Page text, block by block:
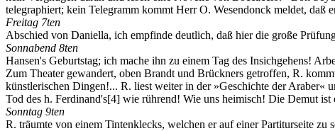
telegraphiert; kein Telegramm kommt Herr O. Wesendonck meldet, daß
Freitag 7ten
Abschied von Daniella, ich empfinde deutlich, daß hier die große
Sonnabend 8ten
Hansen's Geburtstag; ich mache ihn zu einem Tag des Insichgehens!
Zum Theater gewandert, oben Brandt und Brückners getroffen, R.
künstlerischen Dingen!... R. liest weiter in der »Geschichte der Araber«
Tod des h. Ferdinand's[4] wie rührend! Wie uns heimisch! Die Demut ist
Sonntag 9ten
R. träumte von einem Tintenklecks, welchen er auf einer Partiturseite